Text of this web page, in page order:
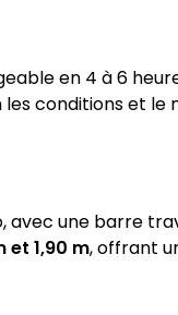
en 4 à 6
conditions et le
avec une barre
et 1,90 m, offrant